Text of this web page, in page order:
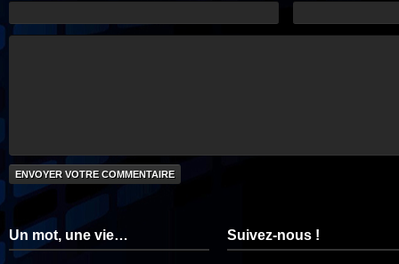
Un mot, une vie… Suivez-nous !